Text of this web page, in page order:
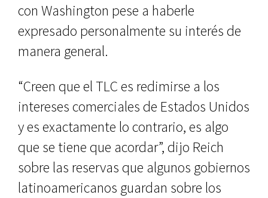
con Washington pese a haberle
expresado personalmente su interés de
manera general.
“Creen que el TLC es redimirse a los
intereses comerciales de Estados Unidos
y es exactamente lo contrario, es algo
que se tiene que acordar”, dijo Reich
sobre las reservas que algunos gobiernos
latinoamericanos guardan sobre los